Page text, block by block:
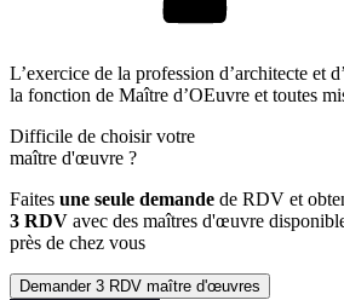
L’exercice de la profession d’architecte et
la fonction de Maître d’OEuvre et toutes
Difficile de choisir votre
maître d'œuvre ?
Faites une seule demande de RDV et
3 RDV avec des maîtres d'œuvre
près de chez vous
Demander 3 RDV maître d'œuvres